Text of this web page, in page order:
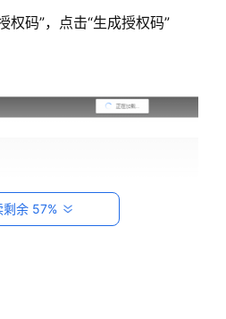
权码”，点击“生成授权码”
剩余 57%